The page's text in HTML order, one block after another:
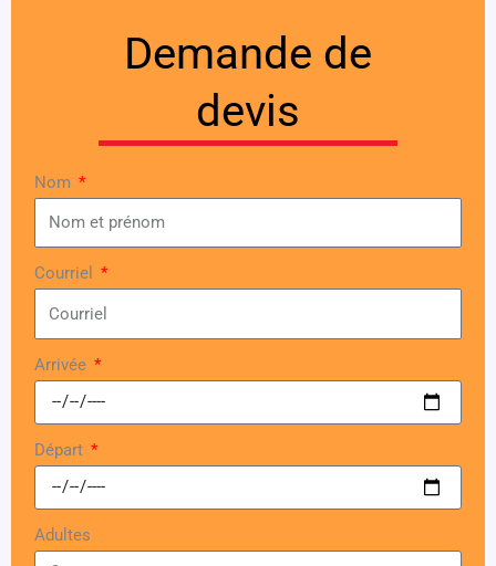
Demande de
devis
Nom
Courriel
Arrivée
Départ
Adultes